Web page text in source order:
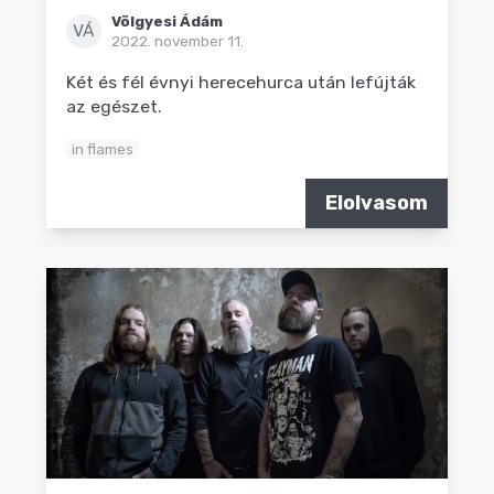
VÁ
Völgyesi Ádám
2022. november 11.
Két és fél évnyi herecehurca után lefújták
az egészet.
in flames
Elolvasom